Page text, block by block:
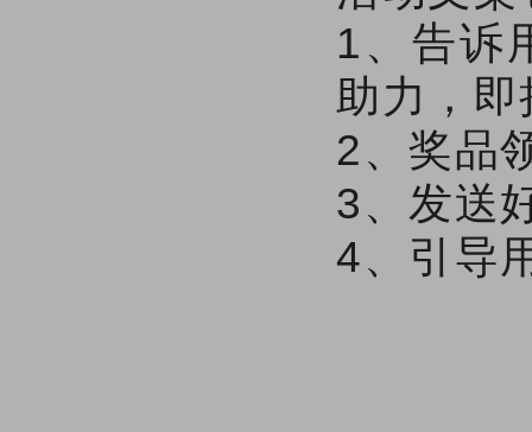
1、告诉
助力，即
2、奖品
3、发送
4、引导